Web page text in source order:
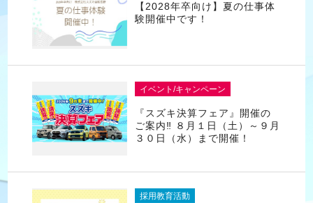
【2028年卒向け】夏の仕事体
験開催中です！
イベント/キャンペーン
『スズキ決算フェア』開催の
ご案内‼ ８月１日（土）～９月
３０日（水）まで開催！
採用教育活動